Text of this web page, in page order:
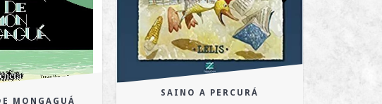
MONGAGUÁ
SAINO A PERCURÁ